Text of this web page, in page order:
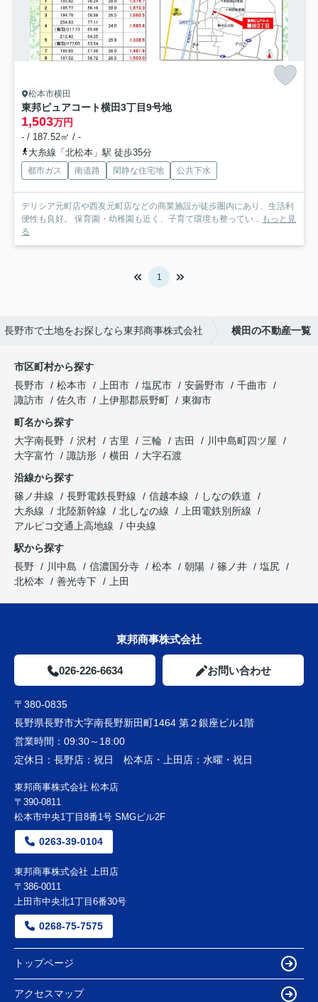
松本市横田
東邦ピュアコート横田3丁目9号地
1,503万円
- / 187.52㎡ / -
大糸線「北松本」駅 徒歩35分
都市ガス 南道路 閑静な住宅地 公共下水
デリシア元町店や西友元町店などの商業施設が徒歩圏内にあり、生活利
便性も良好。 保育園・幼稚園も近く、子育て環境も整ってい... もっと見
る
1
長野市で土地をお探しなら東邦商事株式会社 横田の不動産一覧
市区町村から探す
長野市
松本市 上田市 塩尻市 安曇野市
千曲市
諏訪市
佐久市 上伊那郡辰野町
東御市
町名から探す
大字南長野
沢村 古里 三輪 吉田
川中島町四ツ屋
大字富竹
諏訪形 横田
大字石渡
沿線から探す
篠ノ井線
長野電鉄長野線 信越本線
しなの鉄道
大糸線
北陸新幹線 北しなの線
上田電鉄別所線
アルピコ交通上高地線
中央線
駅から探す
長野
川中島 信濃国分寺 松本 朝陽 篠ノ井
塩尻
北松本
善光寺下 上田
東邦商事株式会社
026-226-6634 お問い合わせ
〒380-0835
長野県長野市大字南長野新田町1464 第２銀座ビル1階
営業時間： 09:30～18:00
定休日： 長野店：祝日 松本店・上田店：水曜・祝日
東邦商事株式会社 松本店
〒390-0811
松本市中央1丁目8番1号 SMGビル2F
0263-39-0104
東邦商事株式会社 上田店
〒386-0011
上田市中央北1丁目6番30号
0268-75-7575
トップページ
アクセスマップ